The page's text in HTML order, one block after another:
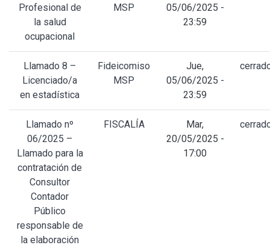
Profesional de
la salud
ocupacional
MSP
05/06/2025 -
23:59
Llamado 8 –
Licenciado/a
en estadística
Fideicomiso
MSP
Jue,
05/06/2025 -
23:59
Llamado nº
06/2025 –
Llamado para la
contratación de
Consultor
Contador
Público
responsable de
la elaboración
FISCALÍA
Mar,
20/05/2025 -
17:00